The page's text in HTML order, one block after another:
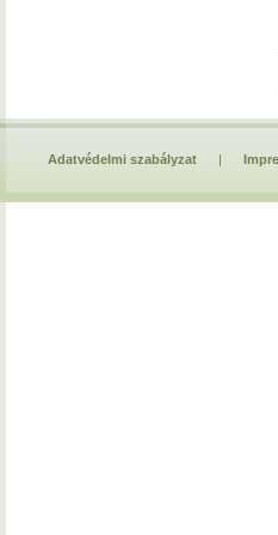
Adatvédelmi szabályzat |